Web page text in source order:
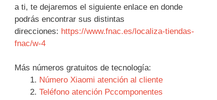
a ti, te dejaremos el siguiente enlace en donde
podrás encontrar sus distintas
direcciones: https://www.fnac.es/localiza-tiendas-
fnac/w-4
Más números gratuitos de tecnología:
Número Xiaomi atención al cliente
Teléfono atención Pccomponentes